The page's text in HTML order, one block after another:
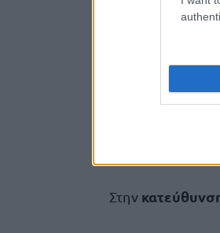
Για την
Κυριακή έως
προσωρινή
Στην